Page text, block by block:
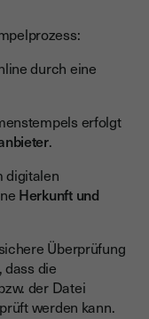
durch eine
erfolgt
.
digitalen
Herkunft und
Überprüfung
dass die
der Datei
werden kann.